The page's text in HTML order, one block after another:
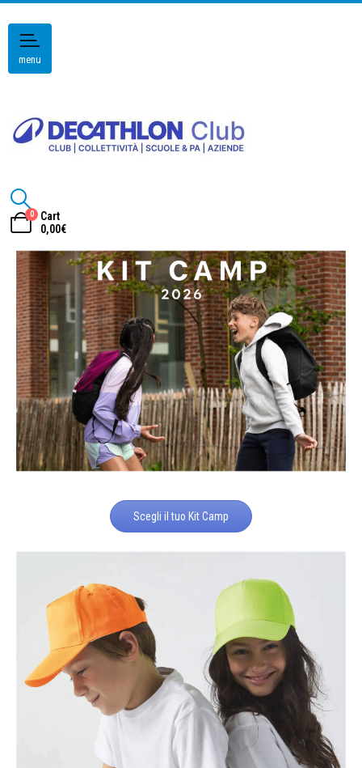
menu
0
Cart
0,00€
Scegli il tuo Kit Camp